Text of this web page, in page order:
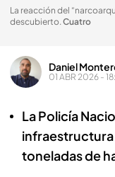
La reacción del
descubierto.Cuatro
Daniel
01 ABR 2026 -
La Policía
toneladas de